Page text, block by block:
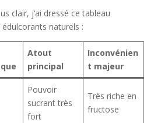
clair, j’ai dressé ce tableau
naturels :
Atout
principal
Inconvénien
t majeur
Pouvoir
sucrant très
fort
Très riche en
fructose